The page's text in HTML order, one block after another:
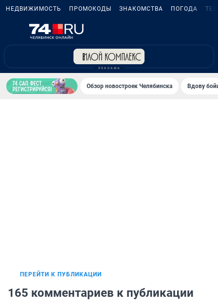
НЕДВИЖИМОСТЬ ПРОМОКОДЫ ЗНАКОМСТВА ПОГОДА
Обзор новостроек Челябинска Вдову
ПЕРЕЙТИ К ПУБЛИКАЦИИ
165 комментариев к публикации